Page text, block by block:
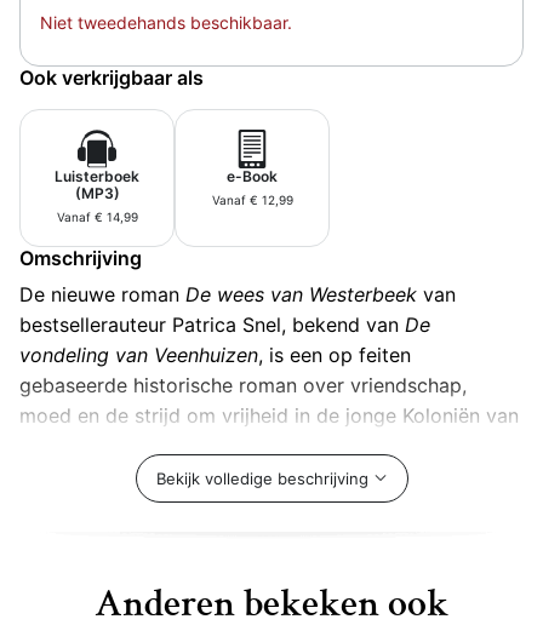
Niet tweedehands beschikbaar.
Ook verkrijgbaar als
Luisterboek
(MP3)
Vanaf € 14,99
e-Book
Vanaf € 12,99
Omschrijving
De nieuwe roman De wees van Westerbeek van
bestsellerauteur Patrica Snel, bekend van De
vondeling van Veenhuizen, is een op feiten
gebaseerde historische roman over vriendschap,
moed en de strijd om vrijheid in de jonge Koloniën van
Frederiksoord, november 1818. De zeventienjarige
raakt ze innig bevriend met het weesmeisje Geeske.
Bekijk volledige beschrijving
Anderen bekeken ook